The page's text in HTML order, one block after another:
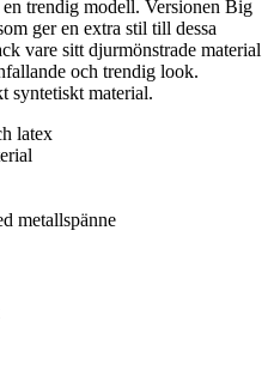
trendig modell. Versionen Big
ger en extra stil till dessa
vare sitt djurmönstrade material
och trendig look.
syntetiskt material.
latex
metallspänne